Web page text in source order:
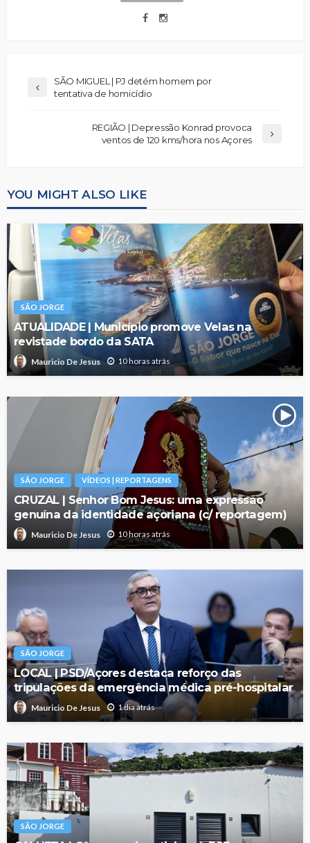
SÃO MIGUEL | PJ detém homem por
tentativa de homicídio
REGIÃO | Depressão Konrad provoca
ventos de 120 kms/hora nos Açores
YOU MIGHT ALSO LIKE
SÃO JORGE
ATUALIDADE | Município promove Velas na
revistade bordo da SATA
Mauricio De Jesus 10 horas atrás
SÃO JORGE VÍDEOS | REPORTAGENS
CRUZAL | Senhor Bom Jesus: uma expressão
genuína da identidade açoriana (c/ reportagem)
Mauricio De Jesus 10 horas atrás
SÃO JORGE
LOCAL | PSD/Açores destaca reforço das
tripulações da emergência médica pré-hospitalar
Mauricio De Jesus 1 dia atrás
SÃO JORGE